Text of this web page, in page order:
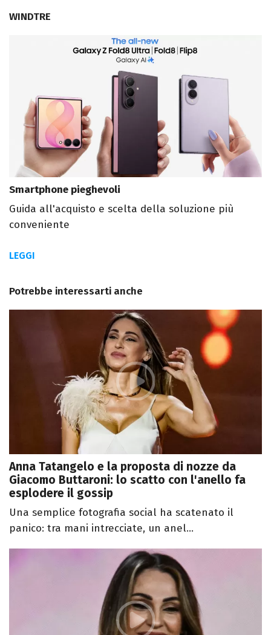
WINDTRE
Smartphone pieghevoli
Guida all'acquisto e scelta della soluzione più
conveniente
LEGGI
Potrebbe interessarti anche
Anna Tatangelo e la proposta di nozze da
Giacomo Buttaroni: lo scatto con l'anello fa
esplodere il gossip
Una semplice fotografia social ha scatenato il
panico: tra mani intrecciate, un anel...